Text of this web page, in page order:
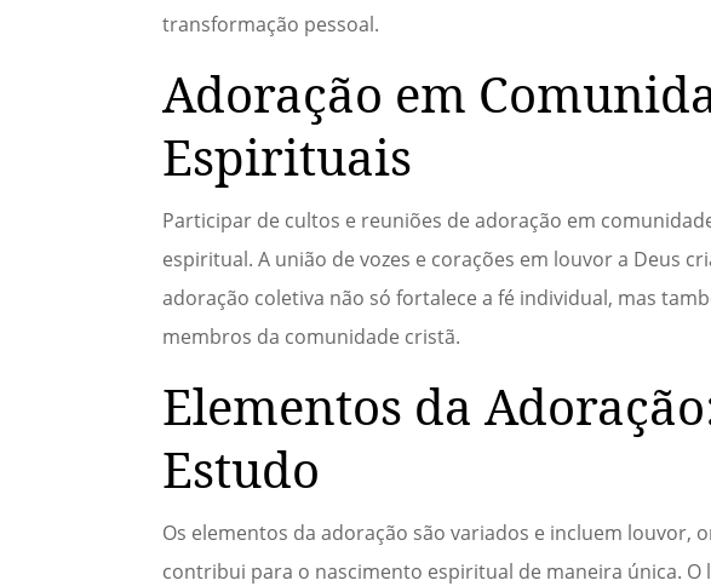
transformação pessoal.
Adoração em
Espirituais
Participar de cultos e reuniões de adoração em
espiritual. A união de vozes e corações em louvor a Deus
adoração coletiva não só fortalece a fé individual, mas
membros da comunidade cristã.
Elementos da
Estudo
Os elementos da adoração são variados e incluem louvor,
contribui para o nascimento espiritual de maneira única.